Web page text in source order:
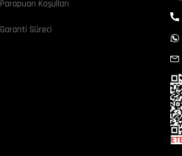
Parapuan Koşulları
Garanti Süreci